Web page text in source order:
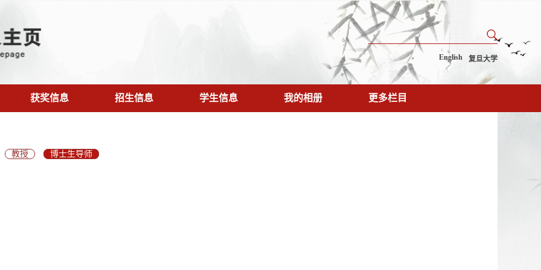
English 复旦大学
获奖信息 招生信息 学生信息 我的相册 更多栏目
教授 博士生导师